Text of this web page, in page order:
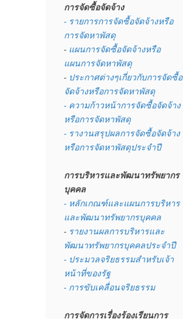
การจัดซื้อจัดจ้าง
- รายการการจัดซื้อจัดจ้างหรือ
การจัดหาพัสดุ
- แผนการจัดซื้อจัดจ้างหรือ
แผนการจัดหาพัสดุ
- ประกาศต่างๆเกี่ยวกับการจัดซื้อ
จัดจ้างหรือการจัดหาพัสดุ
- ความก้าวหน้าการจัดซื้อจัดจ้าง
หรือการจัดหาพัสดุ
- รางานสรุปผลการจัดซื้อจัดจ้าง
หรือการจัดหาพัสดุประจำปี
การบริหารและพัฒนาทรัพยากร
บุคคล
- หลักเกณฑ์และแผนการบริหาร
และพัฒนาทรัพยากรบุคคล
- รายงานผลการบริหารและ
พัฒนาทรัพยากรบุคคลประจำปี
- ประมวลจริยธรรมสำหรับเจ้า
หน้าที่ของรัฐ
- การขับเคลื่อนจริยธรรม
การจัดการเรื่องร้องเรียนการ